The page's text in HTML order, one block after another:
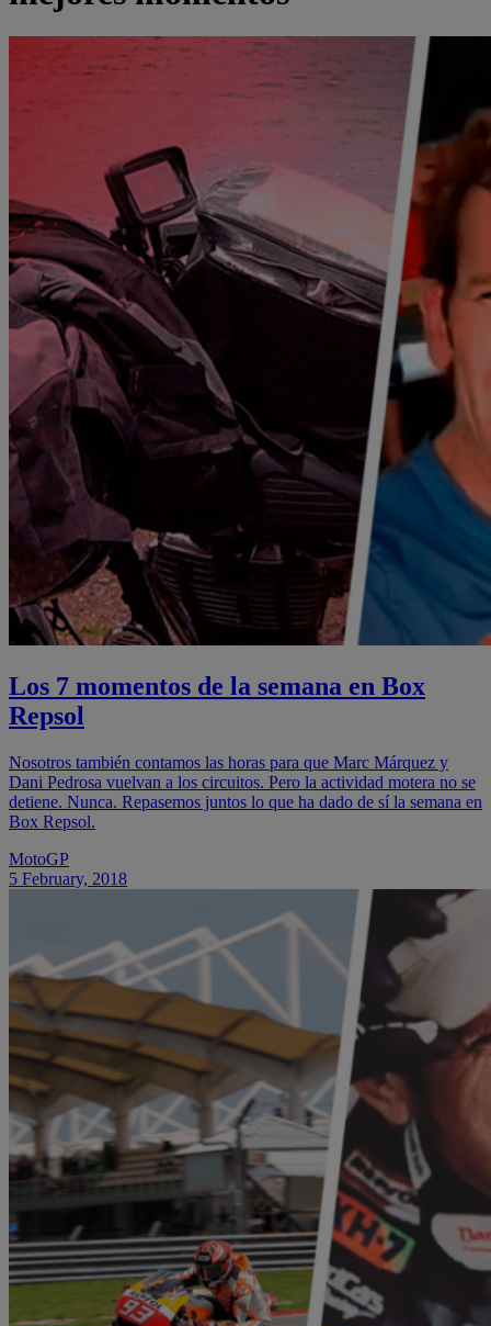
Los 7 momentos de la semana en Box
Repsol
Nosotros también contamos las horas para que Marc Márquez y
Dani Pedrosa vuelvan a los circuitos. Pero la actividad motera no se
detiene. Nunca. Repasemos juntos lo que ha dado de sí la semana en
Box Repsol.
MotoGP
5 February, 2018